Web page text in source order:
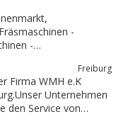
-
Freiburg
Firma WMH e.K
Unternehmen
den Service von